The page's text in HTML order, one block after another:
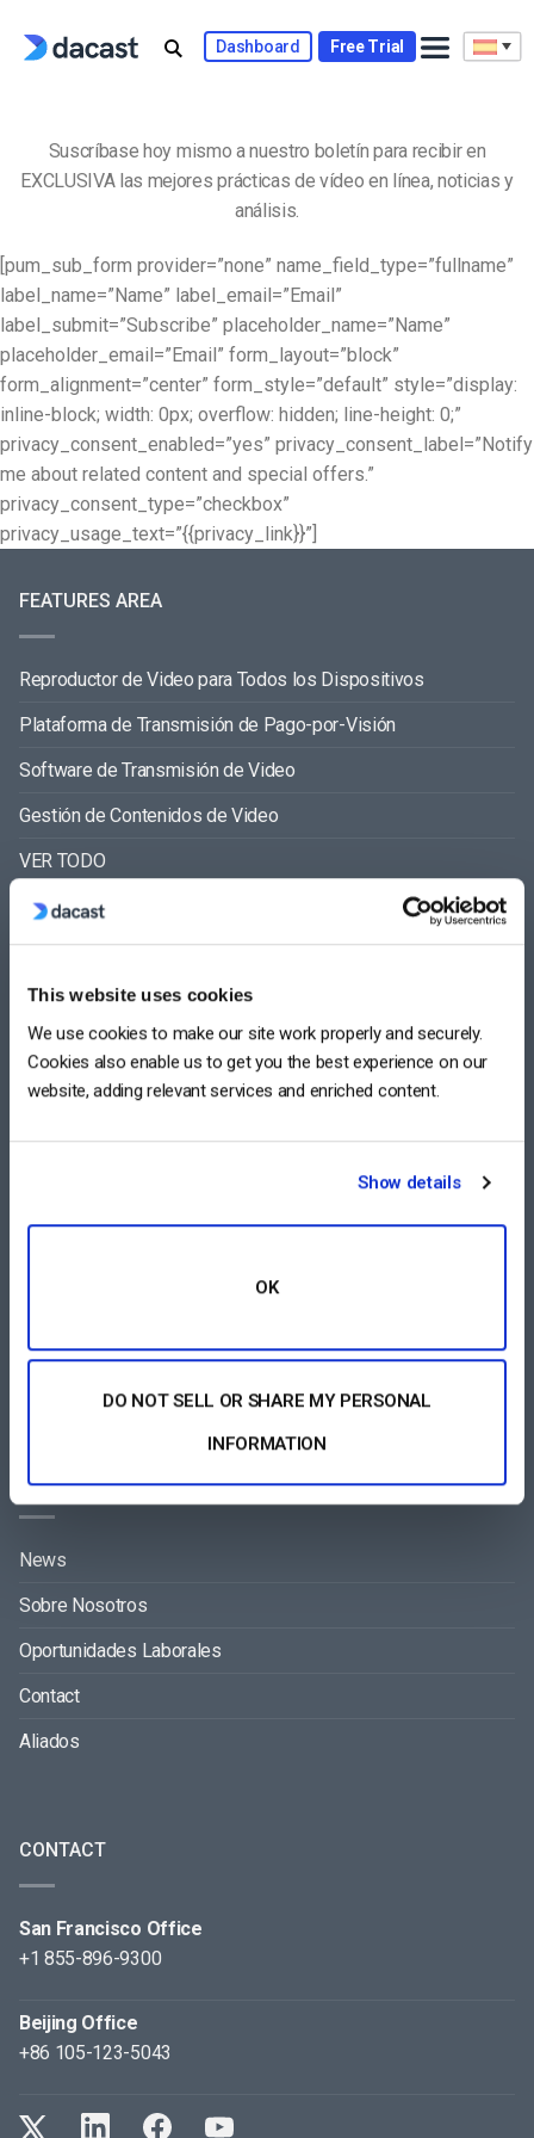
This website uses cookies
We use cookies to make our site work properly and securely.
Cookies also enable us to get you the best experience on our
website, adding relevant services and enriched content.
Show details
OK
DO NOT SELL OR SHARE MY PERSONAL
INFORMATION
Dashboard Free Trial
Suscríbase hoy mismo a nuestro boletín para recibir en
EXCLUSIVA las mejores prácticas de vídeo en línea, noticias y
análisis.
[pum_sub_form provider=”none” name_field_type=”fullname”
label_name=”Name” label_email=”Email”
label_submit=”Subscribe” placeholder_name=”Name”
placeholder_email=”Email” form_layout=”block”
form_alignment=”center” form_style=”default” style=”display:
inline-block; width: 0px; overflow: hidden; line-height: 0;”
privacy_consent_enabled=”yes” privacy_consent_label=”Notify
me about related content and special offers.”
privacy_consent_type=”checkbox”
privacy_usage_text=”{{privacy_link}}”]
FEATURES AREA
Reproductor de Video para Todos los Dispositivos
Plataforma de Transmisión de Pago-por-Visión
Software de Transmisión de Video
Gestión de Contenidos de Video
VER TODO
Historias de Éxito de Clientes
COMPANY
News
Sobre Nosotros
Oportunidades Laborales
Contact
Aliados
CONTACT
San Francisco Office
+1 855-896-9300
Beijing Office
+86 105-123-5043